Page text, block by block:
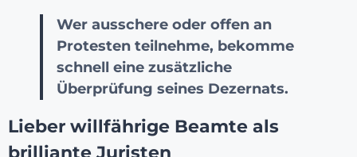
Wer ausschere oder offen an
Protesten teilnehme, bekomme
schnell eine zusätzliche
Überprüfung seines Dezernats.
Lieber willfährige Beamte als